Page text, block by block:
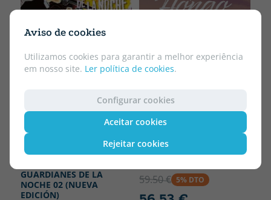
Aviso de cookies
Utilizamos cookies para garantir a melhor experiência
em nosso site. Ler política de cookies.
Configurar cookies
Aceitar cookies
Rejeitar cookies
GUARDIANES DE LA
NOCHE 02 (NUEVA
EDICIÓN)
YI SHI SI ZHOU
PEQUEÑO HONGO PACK
59.50 € 5% DTO